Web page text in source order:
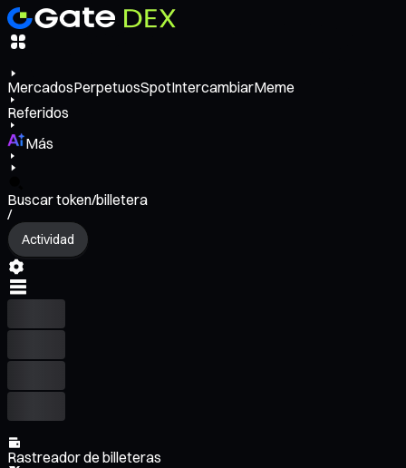
MercadosPerpetuosSpotIntercambiarMeme
Referidos
Más
Buscar token/billetera
/
Actividad
Rastreador de billeteras